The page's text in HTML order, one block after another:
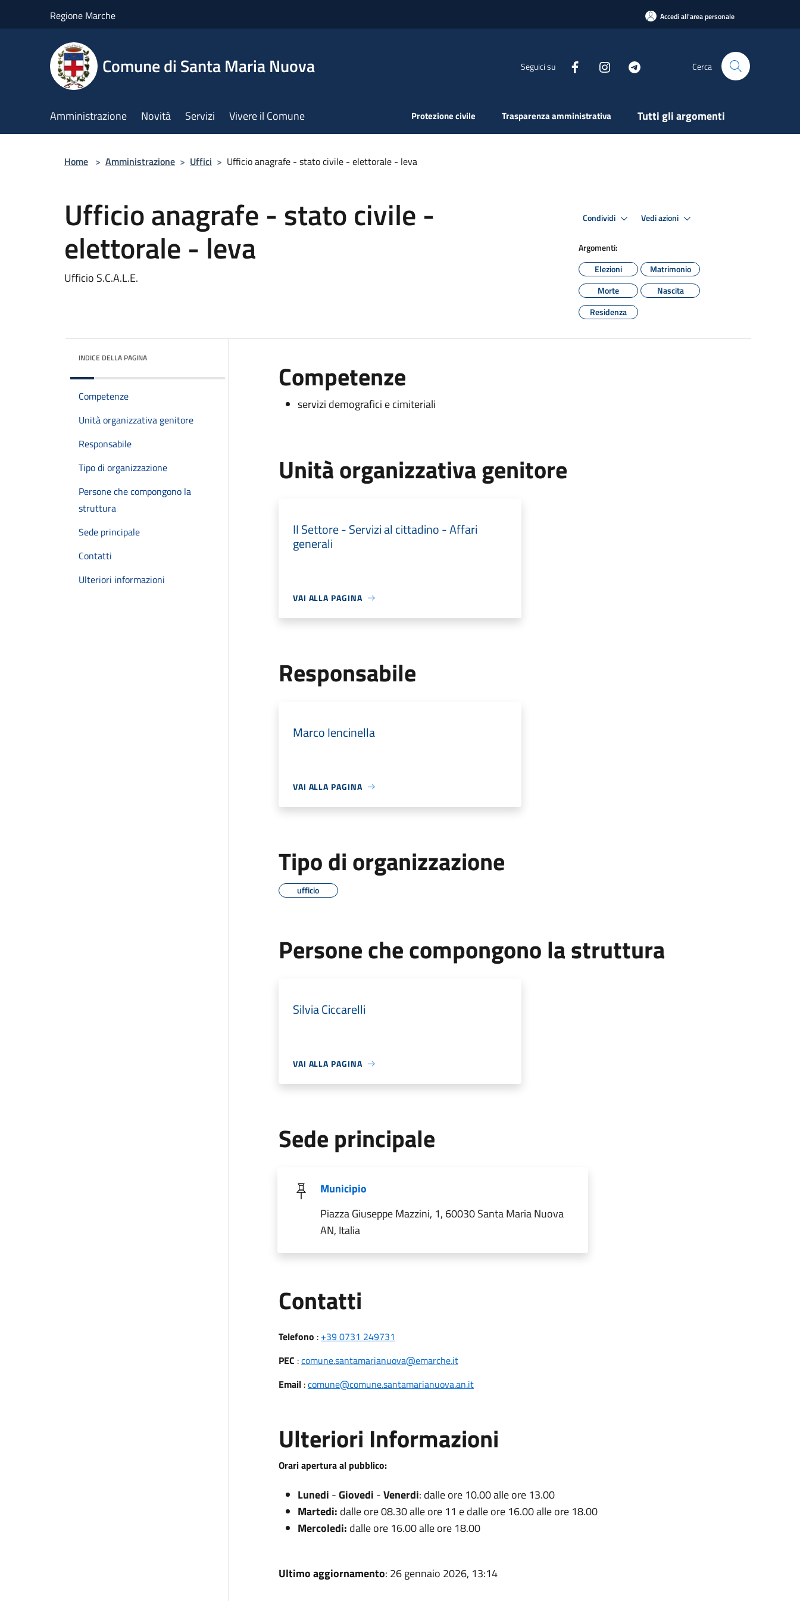
Regione Marche Accedi all'area personale
Comune di Santa Maria Nuova Seguici su Cerca
Amministrazione Novità Servizi Vivere il Comune Protezione civile Trasparenza amministrativa Tutti gli argomenti
Home > Amministrazione > Uffici > Ufficio anagrafe - stato civile - elettorale - leva
Ufficio anagrafe - stato civile -
elettorale - leva
Ufficio S.C.A.L.E.
Condividi Vedi azioni
Argomenti:
Elezioni
Matrimonio
Morte
Nascita
Residenza
INDICE DELLA PAGINA
Competenze
Unità organizzativa genitore
Responsabile
Tipo di organizzazione
Persone che compongono la
struttura
Sede principale
Contatti
Ulteriori informazioni
Competenze
servizi demografici e cimiteriali
Unità organizzativa genitore
II Settore - Servizi al cittadino - Affari
generali
VAI ALLA PAGINA
Responsabile
Marco Iencinella
VAI ALLA PAGINA
Tipo di organizzazione
ufficio
Persone che compongono la struttura
Silvia Ciccarelli
VAI ALLA PAGINA
Sede principale
Municipio
Piazza Giuseppe Mazzini, 1, 60030 Santa Maria Nuova
AN, Italia
Contatti
Telefono : +39 0731 249731
PEC :comune.santamarianuova@emarche.it
Email:comune@comune.santamarianuova.an.it
Ulteriori Informazioni
Orari apertura al pubblico:
Lunedi -Giovedi -Venerdi: dalle ore 10.00 alle ore 13.00
Martedi: dalle ore 08.30 alle ore 11 e dalle ore 16.00 alle ore 18.00
Mercoledi: dalle ore 16.00 alle ore 18.00
Ultimo aggiornamento: 26 gennaio 2026, 13:14